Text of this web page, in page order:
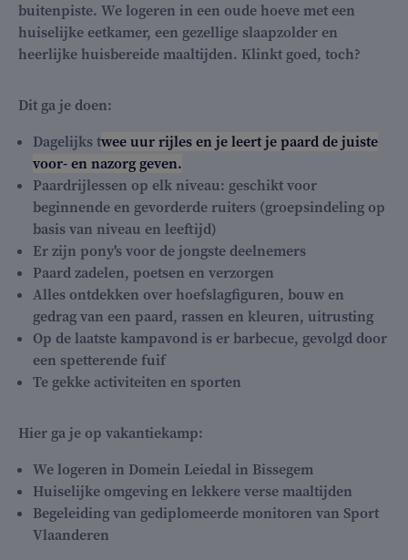
buitenpiste. We logeren in een oude hoeve met een
huiselijke eetkamer, een gezellige slaapzolder en
heerlijke huisbereide maaltijden. Klinkt goed, toch?
Dit ga je doen:
Dagelijks twee uur rijles en je leert je paard de juiste
voor- en nazorg geven.
Paardrijlessen op elk niveau: geschikt voor
beginnende en gevorderde ruiters (groepsindeling op
basis van niveau en leeftijd)
Er zijn pony's voor de jongste deelnemers
Paard zadelen, poetsen en verzorgen
Alles ontdekken over hoefslagfiguren, bouw en
gedrag van een paard, rassen en kleuren, uitrusting
Op de laatste kampavond is er barbecue, gevolgd door
een spetterende fuif
Te gekke activiteiten en sporten
Hier ga je op vakantiekamp:
We logeren in Domein Leiedal in Bissegem
Huiselijke omgeving en lekkere verse maaltijden
Begeleiding van gediplomeerde monitoren van Sport
Vlaanderen